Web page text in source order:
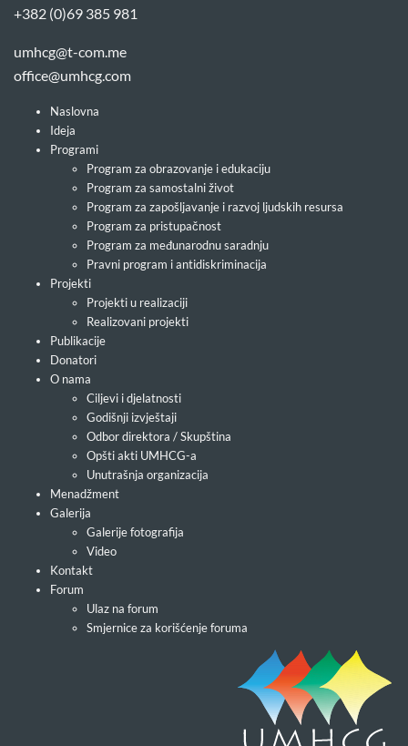
+382 (0)69 385 981
umhcg@t-com.me
office@umhcg.com
Naslovna
Ideja
Programi
Program za obrazovanje i edukaciju
Program za samostalni život
Program za zapošljavanje i razvoj ljudskih resursa
Program za pristupačnost
Program za međunarodnu saradnju
Pravni program i antidiskriminacija
Projekti
Projekti u realizaciji
Realizovani projekti
Publikacije
Donatori
O nama
Ciljevi i djelatnosti
Godišnji izvještaji
Odbor direktora / Skupština
Opšti akti UMHCG-a
Unutrašnja organizacija
Menadžment
Galerija
Galerije fotografija
Video
Kontakt
Forum
Ulaz na forum
Smjernice za korišćenje foruma